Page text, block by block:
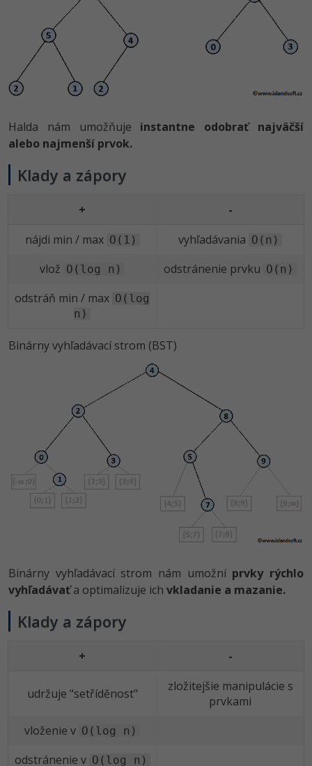
Halda nám umožňuje instantne odobrať najväčší
alebo najmenší prvok.
Klady a zápory
+
-
nájdi min / max O(1) vyhľadávania O(n)
vlož O(log n) odstránenie prvku O(n)
odstráň min / max O(log
n)
Binárny vyhľadávací strom (BST)
Binárny vyhľadávací strom nám umožní prvky rýchlo
vyhľadávaťa optimalizuje ich vkladanie a mazanie.
Klady a zápory
+ -
udržuje "setříděnost"
zložitejšie manipulácie s
prvkami
vloženie v O(log n)
odstránenie v O(log n)